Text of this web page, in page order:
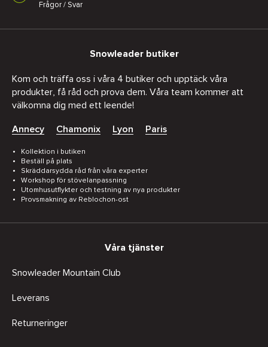
Frågor / Svar
Snowleader butiker
Kom och träffa oss i våra 4 butiker och upptäck våra
produkter, få råd och prova dem. Våra team kommer att
välkomna dig med ett leende!
Annecy Chamonix Lyon Paris
Kollektion i butiken
Beställ på plats
Skräddarsydda råd från våra experter
Workshop för stövelanpassning
Utomhusutflykter och testning av nya produkter
Provsmakning av Reblochon-ost
Våra tjänster
Snowleader Mountain Club
Leverans
Returneringer